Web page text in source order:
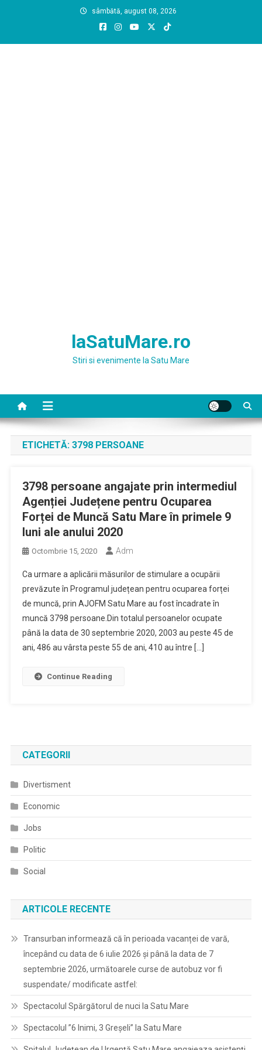
sâmbătă, august 08, 2026
laSatuMare.ro
Stiri si evenimente la Satu Mare
ETICHETĂ: 3798 PERSOANE
3798 persoane angajate prin intermediul
Agenției Județene pentru Ocuparea
Forței de Muncă Satu Mare în primele 9
luni ale anului 2020
Octombrie 15, 2020 Adm
Ca urmare a aplicării măsurilor de stimulare a ocupării
prevăzute în Programul județean pentru ocuparea forței
de muncă, prin AJOFM Satu Mare au fost încadrate în
muncă 3798 persoane.Din totalul persoanelor ocupate
până la data de 30 septembrie 2020, 2003 au peste 45 de
ani, 486 au vârsta peste 55 de ani, 410 au între […]
Continue Reading
CATEGORII
Divertisment
Economic
Jobs
Politic
Social
ARTICOLE RECENTE
Transurban informează că în perioada vacanței de vară,
începând cu data de 6 iulie 2026 și până la data de 7
septembrie 2026, următoarele curse de autobuz vor fi
suspendate/ modificate astfel:
Spectacolul Spărgătorul de nuci la Satu Mare
Spectacolul ”6 Inimi, 3 Greșeli” la Satu Mare